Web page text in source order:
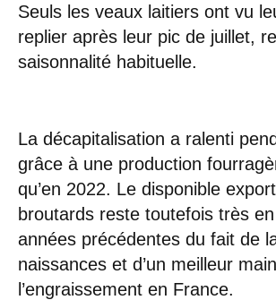
Seuls les veaux laitiers ont vu
replier après leur pic de juillet,
saisonnalité habituelle.
La décapitalisation a ralenti
grâce à une production
qu’en 2022. Le disponible
broutards reste toutefois très
années précédentes du fait de
naissances et d’un meilleur
l’engraissement en France.